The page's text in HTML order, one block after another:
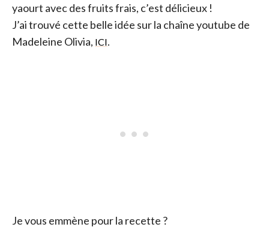
yaourt avec des fruits frais, c’est délicieux !
J’ai trouvé cette belle idée sur la chaîne youtube de
Madeleine Olivia, ICI.
Je vous emmène pour la recette ?